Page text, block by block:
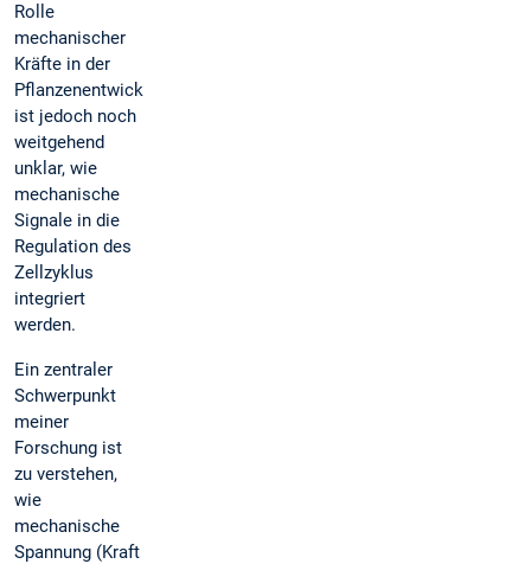
Rolle
mechanischer
Kräfte in der
Pflanzenentwicklung
ist jedoch noch
weitgehend
unklar, wie
mechanische
Signale in die
Regulation des
Zellzyklus
integriert
werden.
Ein zentraler
Schwerpunkt
meiner
Forschung ist
zu verstehen,
wie
mechanische
Spannung (Kraft